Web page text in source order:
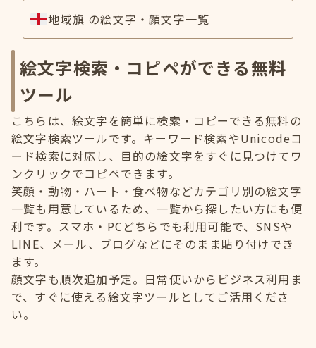
地域旗 の絵文字・顔文字一覧
絵文字検索・コピペができる無料
ツール
こちらは、絵文字を簡単に検索・コピーできる無料の
絵文字検索ツールです。キーワード検索やUnicodeコ
ード検索に対応し、目的の絵文字をすぐに見つけてワ
ンクリックでコピペできます。
笑顔・動物・ハート・食べ物などカテゴリ別の絵文字
一覧も用意しているため、一覧から探したい方にも便
利です。スマホ・PCどちらでも利用可能で、SNSや
LINE、メール、ブログなどにそのまま貼り付けでき
ます。
顔文字も順次追加予定。日常使いからビジネス利用ま
で、すぐに使える絵文字ツールとしてご活用くださ
い。